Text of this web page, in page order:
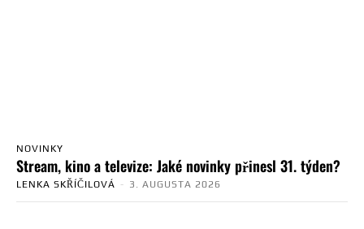
NOVINKY
Stream, kino a televize: Jaké novinky přinesl 31. týden?
LENKA SKŘÍČILOVÁ - 3. AUGUSTA 2026